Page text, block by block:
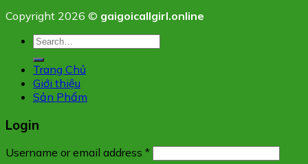
Copyright 2026 © gaigoicallgirl.online
Search
for:
Trang Chủ
Giới thiệu
Sản Phẩm
Login
Username or email address *